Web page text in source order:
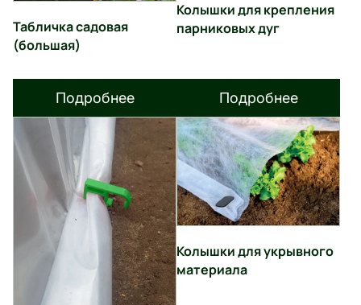
Табличка садовая
(большая)
Подробнее
Колышки для крепления
парниковых дуг
Подробнее
Колышки для укрывного
материала